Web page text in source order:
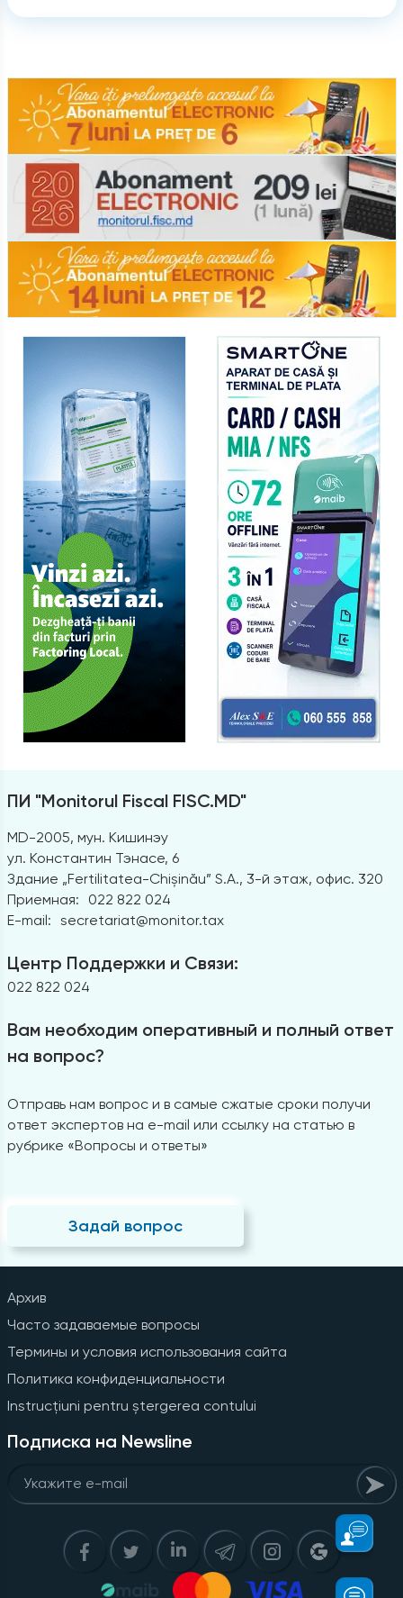
ПИ "Monitorul Fiscal FISC.MD"
MD-2005, мун. Кишинэу
ул. Константин Тэнасе, 6
Здание „Fertilitatea-Chișinău” S.A., 3-й этаж, офис. 320
Приемная:
022 822 024
E-mail: secretariat@monitor.tax
Центр Поддержки и Связи:
022 822 024
Вам необходим оперативный и полный ответ
на вопрос?
Отправь нам вопрос и в самые сжатые сроки получи
ответ экспертов на e-mail или ссылку на статью в
рубрике «Вопросы и ответы»
Задай вопрос
Архив
Часто задаваемые вопросы
Термины и условия использования сайта
Политика конфиденциальности
Instrucțiuni pentru ștergerea contului
Подписка на Newsline